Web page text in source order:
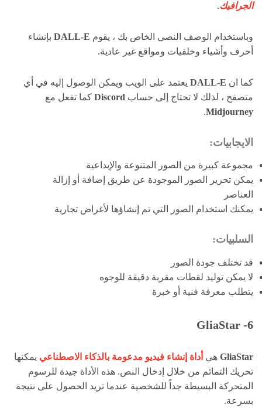
الجرافيك.
وباستخدام الوصف النصي الخاص بك ، يقوم DALL-E بإنشاء
أحرف وأشياء وخلفيات ومواقع غير عادية.
كما ان
يعتمد على الويب ويمكن الوصول إليه في أي
متصفح ، لذلك لا تحتاج إلى حساب Discord كما تفعل مع
Midjourney
.
الايجابيات:
مجموعة كبيرة من الصور المتنوعة والإبداعية
يمكن تحرير الصور الموجودة عن طريق إضافة أو إزالة
العناصر
يمكنك استخدام الصور التي تم إنشاؤها لأغراض تجارية
السلبيات:
قد تختلف جودة الصور
لا يمكن توليد لقطات مقربة دقيقة للوجوه
يتطلب معرفة فنية أو خبرة
6- GliaStar
GliaStar هي أداة إنشاء فيديو مدعومة بالذكاء الاصطناعي يمكنها
تحريك التمائم من خلال إدخال النص. هذه الأداة جيدة للرسوم
المتحركة البسيطة جداً للشخصية عندما تريد الحصول على نتيجة
بسرعة.